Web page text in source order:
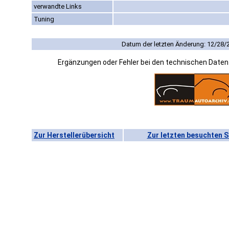
verwandte Links
Tuning
Datum der letzten Änderung: 12/28/
Ergänzungen oder Fehler bei den technischen
Zur Herstellerübersicht Zur letzten besuchten